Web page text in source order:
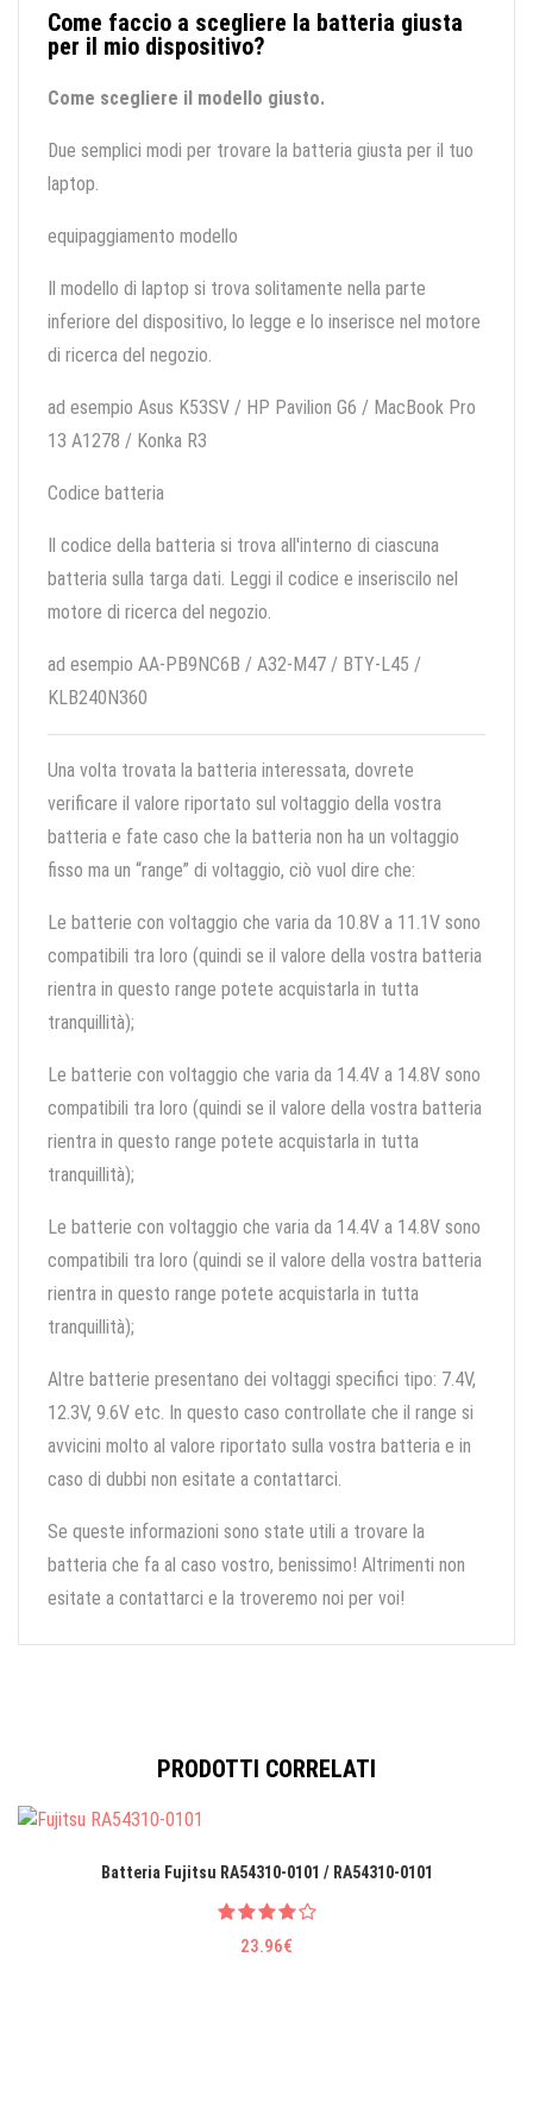
Come faccio a scegliere la batteria giusta
per il mio dispositivo?
Come scegliere il modello giusto.
Due semplici modi per trovare la batteria giusta per il tuo
laptop.
equipaggiamento modello
Il modello di laptop si trova solitamente nella parte
inferiore del dispositivo, lo legge e lo inserisce nel motore
di ricerca del negozio.
ad esempio Asus K53SV / HP Pavilion G6 / MacBook Pro
13 A1278 / Konka R3
Codice batteria
Il codice della batteria si trova all'interno di ciascuna
batteria sulla targa dati. Leggi il codice e inseriscilo nel
motore di ricerca del negozio.
ad esempio AA-PB9NC6B / A32-M47 / BTY-L45 /
KLB240N360
Una volta trovata la batteria interessata, dovrete
verificare il valore riportato sul voltaggio della vostra
batteria e fate caso che la batteria non ha un voltaggio
fisso ma un “range” di voltaggio, ciò vuol dire che:
Le batterie con voltaggio che varia da 10.8V a 11.1V sono
compatibili tra loro (quindi se il valore della vostra batteria
rientra in questo range potete acquistarla in tutta
tranquillità);
Le batterie con voltaggio che varia da 14.4V a 14.8V sono
compatibili tra loro (quindi se il valore della vostra batteria
rientra in questo range potete acquistarla in tutta
tranquillità);
Le batterie con voltaggio che varia da 14.4V a 14.8V sono
compatibili tra loro (quindi se il valore della vostra batteria
rientra in questo range potete acquistarla in tutta
tranquillità);
Altre batterie presentano dei voltaggi specifici tipo: 7.4V,
12.3V, 9.6V etc. In questo caso controllate che il range si
avvicini molto al valore riportato sulla vostra batteria e in
caso di dubbi non esitate a contattarci.
Se queste informazioni sono state utili a trovare la
batteria che fa al caso vostro, benissimo! Altrimenti non
esitate a contattarci e la troveremo noi per voi!
PRODOTTI CORRELATI
Batteria Fujitsu RA54310-0101 / RA54310-0101
23.96€